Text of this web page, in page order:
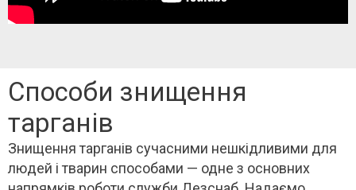
Способи знищення
тарганів
Знищення тарганів сучасними нешкідливими для
людей і тварин способами — одне з основних